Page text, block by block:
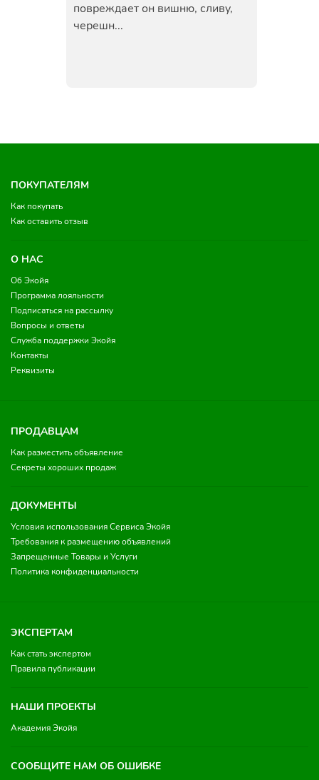
повреждает он вишню, сливу,
черешн...
ПОКУПАТЕЛЯМ
Как покупать
Как оставить отзыв
О НАС
Об Экойя
Программа лояльности
Подписаться на рассылку
Вопросы и ответы
Служба поддержки Экойя
Контакты
Реквизиты
ПРОДАВЦАМ
Как разместить объявление
Секреты хороших продаж
ДОКУМЕНТЫ
Условия использования Сервиса Экойя
Требования к размещению объявлений
Запрещенные Товары и Услуги
Политика конфиденциальности
ЭКСПЕРТАМ
Как стать экспертом
Правила публикации
НАШИ ПРОЕКТЫ
Академия Экойя
СООБЩИТЕ НАМ ОБ ОШИБКЕ